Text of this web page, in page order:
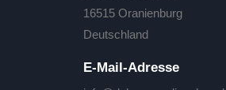
16515 Oranienburg
Deutschland
E-Mail-Adresse